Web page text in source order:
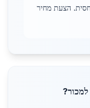
הצעת מחיר
למכור?